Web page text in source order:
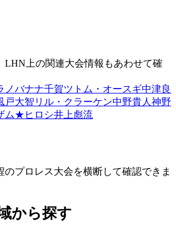
LHN上の関連大会情報もあわせて確
ノバナナ千賀ツトム・オースギ中津良
戸大智 リル・クラーケン中野貴人 神野
ム★ヒロシ井上彪流
のプロレス大会を横断して確認できま
から探す